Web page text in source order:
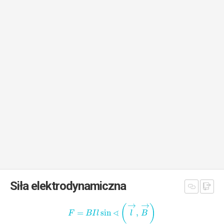
Siła elektrodynamiczna
F = BIlsin ∢ ( l
→
, B
→ )